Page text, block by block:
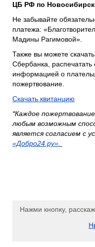
ЦБ РФ по
Не забывайте
платежа:
Мадины Рагимовой».
Также вы можете
Сбербанка, распечатать
информацией о
пожертвование.
Скачать квитанцию
*Каждое
любым возможным
является согласием с
«Добро24.ру».
Нажми кнопку,